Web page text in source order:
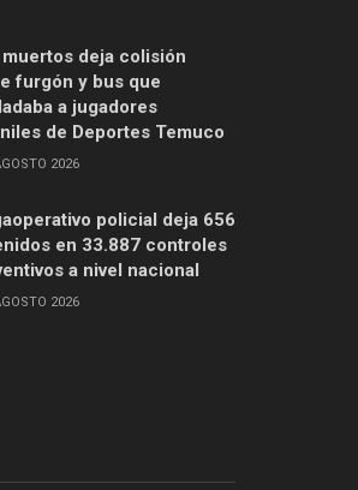
muertos deja colisión
furgón y bus que
a jugadores
de Deportes Temuco
2026
policial deja 656
en 33.887 controles
a nivel nacional
2026